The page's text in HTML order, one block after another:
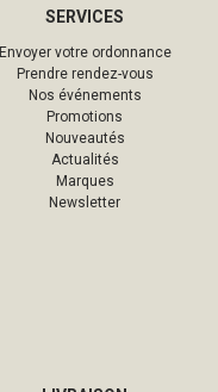
SERVICES
Envoyer votre ordonnance
Prendre rendez-vous
Nos événements
Promotions
Nouveautés
Actualités
Marques
Newsletter